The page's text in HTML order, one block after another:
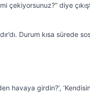
çekiyorsunuz?” diye
Durum kısa sürede
havaya girdin?’,